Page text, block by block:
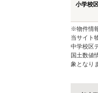
小学校
※物件情
当サイト
中学校区
国土数値
象となり